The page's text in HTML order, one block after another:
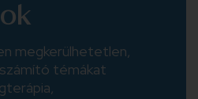
megkerülhetetlen,
témákat